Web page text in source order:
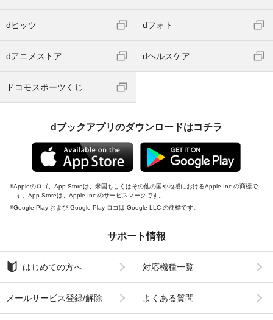
dヒッツ dフォト
dアニメストア dヘルスケア
ドコモスポーツくじ
dブックアプリのダウンロードはコチラ
Appleのロゴ、App Storeは、米国もしくはその他の国や地域におけるApple Inc.の商標で
す。App Storeは、Apple Inc.のサービスマークです。
Google Play および Google Play ロゴは Google LLC の商標です。
サポート情報
はじめての方へ 対応機種一覧
メールサービス登録/解除 よくある質問